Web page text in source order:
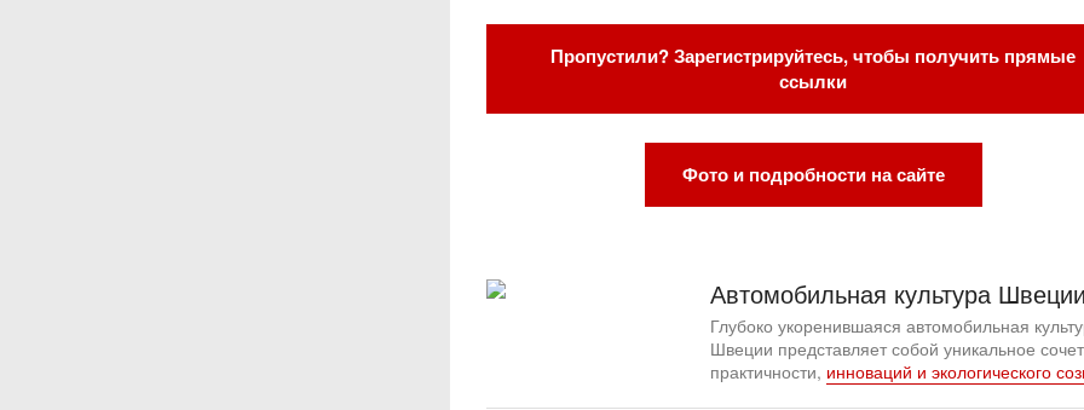
Пропустили? Зарегистрируйтесь, чтобы получить прямые
ссылки
Фото и подробности на сайте
Автомобильная культура Швеции
Глубоко укоренившаяся автомобильная
Швеции представляет собой уникальное
практичности, инноваций и экологического